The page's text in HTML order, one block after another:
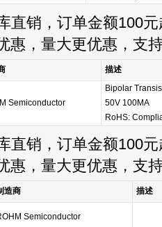
销，订单金额100元
惠，量大更优惠，支
描述
Semiconductor
Bipolar
50V 100MA
RoHS:
销，订单金额100元
惠，量大更优惠，支
造商
描述
Semiconductor